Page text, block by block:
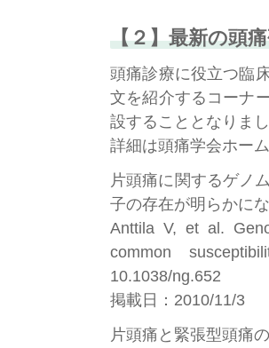
【２】最新の頭
頭痛診療に役立つ臨
文を紹介するコーナ
設することとなりま
詳細は頭痛学会ホー
片頭痛に関するゲノ
子の存在が明らかに
Anttila V, et al.
common
10.1038/ng.652
掲載日：2010/11/3
片頭痛と緊張型頭痛